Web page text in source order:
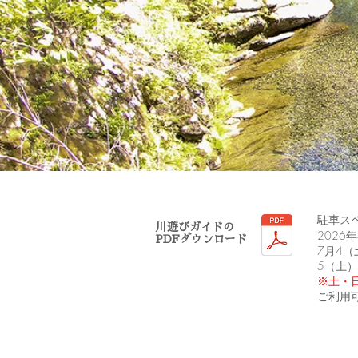
​川遊びガイドの
PDFダウンロード
駐車ス
2026
7月4（
5（土
​​※土・
ご利